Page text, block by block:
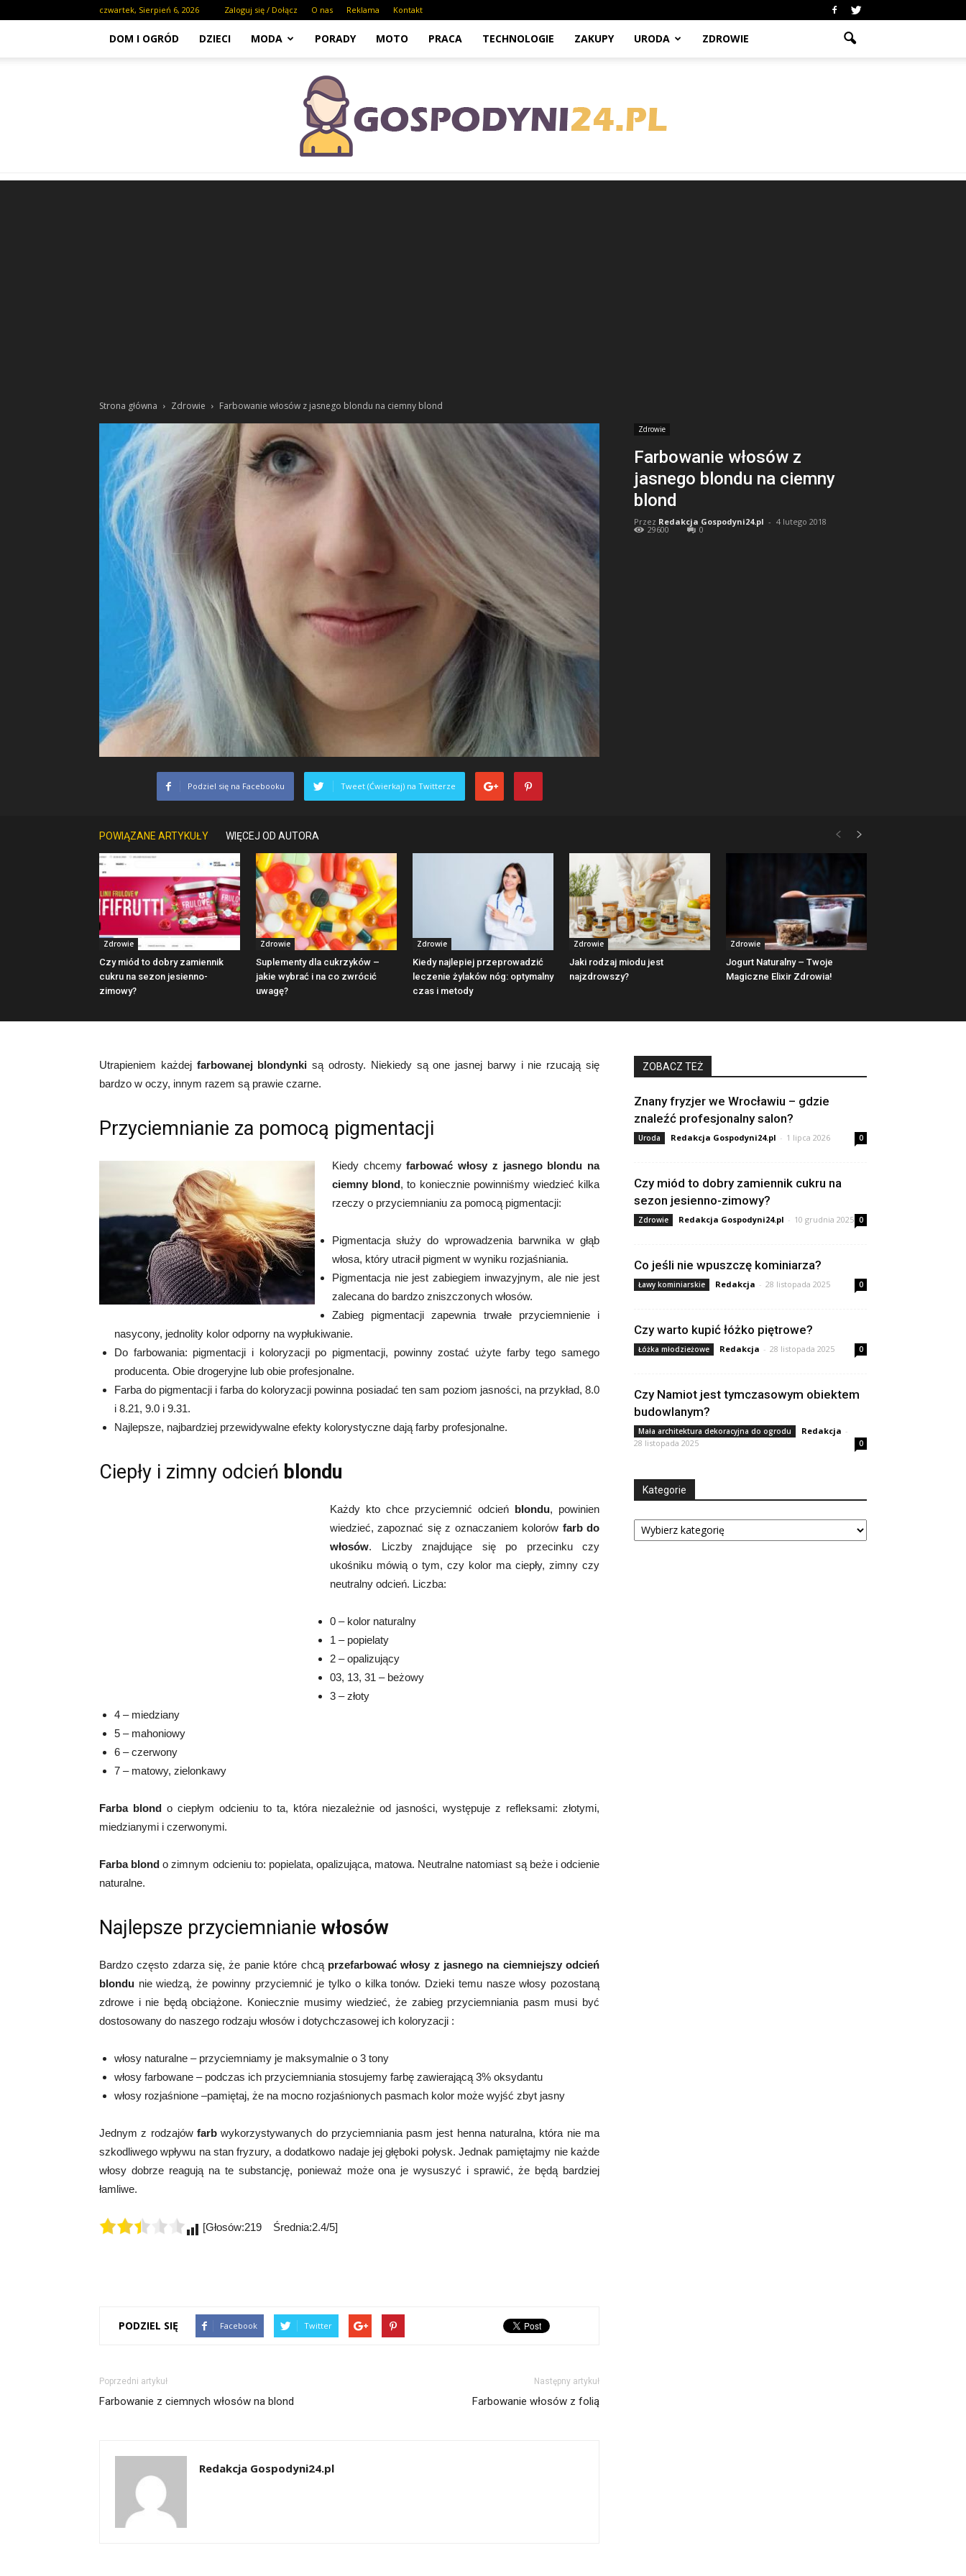
czwartek, Sierpień 6, 2026 Zaloguj się / Dołącz O nas Reklama Kontakt
DOM I OGRÓD DZIECI MODA PORADY MOTO PRACA TECHNOLOGIE ZAKUPY URODA ZDROWIE
Strona główna Zdrowie Farbowanie włosów z jasnego blondu na ciemny blond
Zdrowie
Farbowanie włosów z
jasnego blondu na ciemny
blond
Przez Redakcja Gospodyni24.pl - 4 lutego 2018
29600 0
Podziel się na Facebooku Tweet (Ćwierkaj) na Twitterze
POWIĄZANE ARTYKUŁY WIĘCEJ OD AUTORA
Zdrowie
Czy miód to dobry zamiennik
cukru na sezon jesienno-
zimowy?
Zdrowie
Suplementy dla cukrzyków –
jakie wybrać i na co zwrócić
uwagę?
Zdrowie
Kiedy najlepiej przeprowadzić
leczenie żylaków nóg: optymalny
czas i metody
Zdrowie
Jaki rodzaj miodu jest
najzdrowszy?
Zdrowie
Jogurt Naturalny – Twoje
Magiczne Elixir Zdrowia!
Utrapieniem każdej farbowanej blondynki są odrosty. Niekiedy są one jasnej barwy i nie rzucają się
bardzo w oczy, innym razem są prawie czarne.
Przyciemnianie za pomocą pigmentacji
Kiedy chcemyfarbować włosy z jasnego blondu na
ciemny blond, to koniecznie powinniśmy wiedzieć kilka
rzeczy o przyciemnianiu za pomocą pigmentacji:
Pigmentacja służy do wprowadzenia barwnika w głąb
włosa, który utracił pigment w wyniku rozjaśniania.
Pigmentacja nie jest zabiegiem inwazyjnym, ale nie jest
zalecana do bardzo zniszczonych włosów.
Zabieg pigmentacji zapewnia trwałe przyciemnienie i
nasycony, jednolity kolor odporny na wypłukiwanie.
Do farbowania: pigmentacji i koloryzacji po pigmentacji, powinny zostać użyte farby tego samego
producenta. Obie drogeryjne lub obie profesjonalne.
Farba do pigmentacji i farba do koloryzacji powinna posiadać ten sam poziom jasności, na przykład, 8.0
i 8.21, 9.0 i 9.31.
Najlepsze, najbardziej przewidywalne efekty kolorystyczne dają farby profesjonalne.
Ciepły i zimny odcień blondu
Każdy kto chce przyciemnić odcień blondu, powinien
wiedzieć, zapoznać się z oznaczaniem kolorów farb do
włosów. Liczby znajdujące się po przecinku czy
ukośniku mówią o tym, czy kolor ma ciepły, zimny czy
neutralny odcień. Liczba:
0 – kolor naturalny
1 – popielaty
2 – opalizujący
03, 13, 31 – beżowy
3 – złoty
4 – miedziany
5 – mahoniowy
6 – czerwony
7 – matowy, zielonkawy
Farba blond o ciepłym odcieniu to ta, która niezależnie od jasności, występuje z refleksami: złotymi,
miedzianymi i czerwonymi.
Farba blond o zimnym odcieniu to: popielata, opalizująca, matowa. Neutralne natomiast są beże i odcienie
naturalne.
Najlepsze przyciemnianie włosów
Bardzo często zdarza się, że panie które chcą przefarbować włosy z jasnego na ciemniejszy odcień
blondu nie wiedzą, że powinny przyciemnić je tylko o kilka tonów. Dzieki temu nasze włosy pozostaną
zdrowe i nie będą obciążone. Koniecznie musimy wiedzieć, że zabieg przyciemniania pasm musi być
dostosowany do naszego rodzaju włosów i dotychczasowej ich koloryzacji :
włosy naturalne – przyciemniamy je maksymalnie o 3 tony
włosy farbowane – podczas ich przyciemniania stosujemy farbę zawierającą 3% oksydantu
włosy rozjaśnione –pamiętaj, że na mocno rozjaśnionych pasmach kolor może wyjść zbyt jasny
Jednym z rodzajów farbwykorzystywanych do przyciemniania pasm jest henna naturalna, która nie ma
szkodliwego wpływu na stan fryzury, a dodatkowo nadaje jej głęboki połysk. Jednak pamiętajmy nie każde
włosy dobrze reagują na te substancję, ponieważ może ona je wysuszyć i sprawić, że będą bardziej
łamliwe.
[Głosów:219 Średnia:2.4/5]
PODZIEL SIĘ Facebook Twitter
Poprzedni artykuł
Farbowanie z ciemnych włosów na blond
Następny artykuł
Farbowanie włosów z folią
Redakcja Gospodyni24.pl
ZOBACZ TEŻ
Znany fryzjer we Wrocławiu – gdzie
znaleźć profesjonalny salon?
Uroda Redakcja Gospodyni24.pl - 1 lipca 2026 0
Czy miód to dobry zamiennik cukru na
sezon jesienno-zimowy?
Zdrowie Redakcja Gospodyni24.pl - 10 grudnia 2025 0
Co jeśli nie wpuszczę kominiarza?
Ławy kominiarskie Redakcja - 28 listopada 2025 0
Czy warto kupić łóżko piętrowe?
Łóżka młodzieżowe Redakcja - 28 listopada 2025 0
Czy Namiot jest tymczasowym obiektem
budowlanym?
Mała architektura dekoracyjna do ogrodu Redakcja -
28 listopada 2025
0
Kategorie
Kategorie